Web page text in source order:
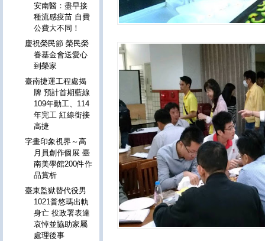
安南醫：盡早接
種流感疫苗 自費
公費大不同！
慶祝榮民節 榮民榮
眷基金會送愛心
到榮家
臺南捷運工程處揭
牌 預計首期藍線
109年動工、114
年完工 紅線銜接
高捷
字畫印象視界～高
月員創作個展 臺
南美學館200件作
品賞析
臺東監獄替代役男
1021普悠瑪出軌
身亡 役政署表達
哀悼並協助家屬
處理後事